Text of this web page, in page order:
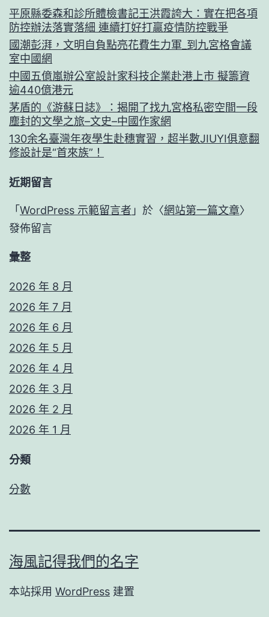
平原縣委森和診所體檢書記王洪霞誇大：實在把各項
防控辦法落實落細 連續打好打贏疫情防控戰爭
國潮彭湃，文明自負點亮花費生力軍_到九宮格會議
室中國網
中國五億嵐辦公室設計家科技企業赴港上市 擬籌資
逾440億港元
茅盾的《游蘇日誌》：揭開了找九宮格私密空間一段
塵封的文學之旅–文史–中國作家網
130余名臺灣年夜學生赴穗實習，超半數JIUYI俱意翻
修設計是“首來族”！
近期留言
「 WordPress 示範留言者 」於〈網站第一篇文章〉
發佈留言
彙整
2026 年 8 月
2026 年 7 月
2026 年 6 月
2026 年 5 月
2026 年 4 月
2026 年 3 月
2026 年 2 月
2026 年 1 月
分類
分數
海風記得我們的名字
本站採用 WordPress 建置